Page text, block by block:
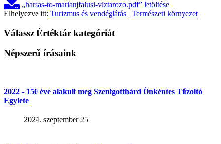
„harsas-to-mariaujfalusi-viztarozo.pdf” letöltése
Elhelyezve itt: Turizmus és vendéglátás | Természeti környezet
Válassz Értéktár kategóriát
Népszerű írásaink
2022 - 150 éve alakult meg Szentgotthárd Önkéntes Tűzoltó
Egylete
2024. szeptember 25